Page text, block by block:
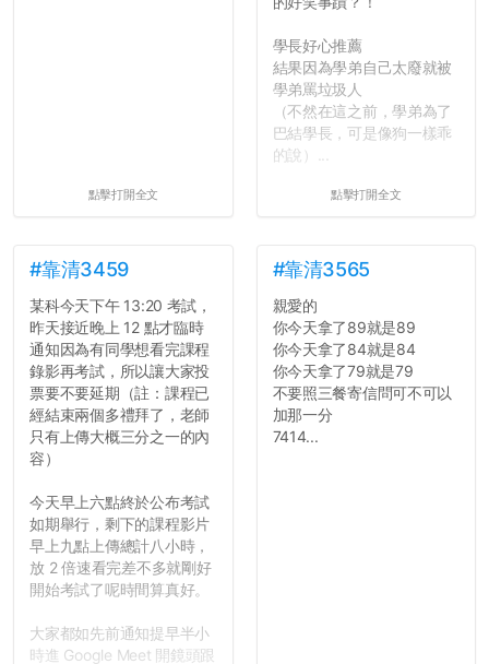
點擊打開全文
學長好心推薦
結果因為學弟自己太廢就被
學弟罵垃圾人
（不然在這之前，學弟為了
巴結學長，可是像狗一樣乖
的說）...
點擊打開全文
#靠清3459
某科今天下午 13:20 考試，
昨天接近晚上 12 點才臨時
通知因為有同學想看完課程
錄影再考試，所以讓大家投
票要不要延期（註：課程已
經結束兩個多禮拜了，老師
只有上傳大概三分之一的內
容）
今天早上六點終於公布考試
如期舉行，剩下的課程影片
早上九點上傳總計八小時，
放 2 倍速看完差不多就剛好
開始考試了呢時間算真好。
大家都如先前通知提早半小
時進 Google Meet 開鏡頭跟
#靠清3565
親愛的
你今天拿了89就是89
你今天拿了84就是84
你今天拿了79就是79
不要照三餐寄信問可不可以
加那一分
7414...